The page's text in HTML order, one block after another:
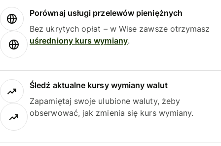
Porównaj usługi przelewów pieniężnych
Bez ukrytych opłat – w Wise zawsze otrzymasz
uśredniony kurs wymiany.
Śledź aktualne kursy wymiany walut
Zapamiętaj swoje ulubione waluty, żeby
obserwować, jak zmienia się kurs wymiany.